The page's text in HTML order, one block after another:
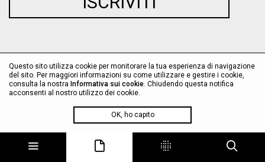
Questo sito utilizza cookie per monitorare la tua esperienza di navigazione
del sito. Per maggiori informazioni su come utilizzare e gestire i cookie,
consulta la nostra Informativa sui cookie. Chiudendo questa notifica
acconsenti al nostro utilizzo dei cookie.
OK, ho capito